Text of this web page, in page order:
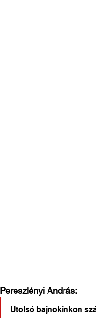
Pereszlényi András:
Utolsó bajnokinkon